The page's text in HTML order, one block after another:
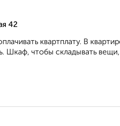
42
квартплату. В
Шкаф, чтобы складывать